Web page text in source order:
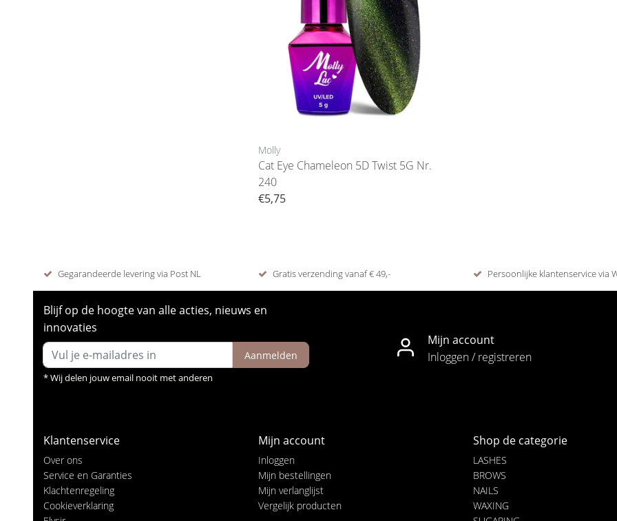
Molly
Cat Eye Chameleon 5D Twist 5G Nr.
240
€5,75
Gegarandeerde levering via Post NL Gratis verzending vanaf € 49,- Persoonlijke klantenservice via
Blijf op de hoogte van alle acties, nieuws en
innovaties
Aanmelden
* Wij delen jouw email nooit met anderen
Mijn account
Inloggen / registreren
Klantenservice
Over ons
Service en Garanties
Klachtenregeling
Cookieverklaring
Mijn account
Inloggen
Mijn bestellingen
Mijn verlanglijst
Vergelijk producten
Shop de categorie
LASHES
BROWS
NAILS
WAXING